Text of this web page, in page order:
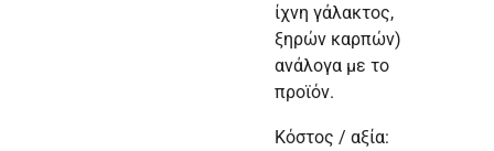
ίχνη γάλακτος,
ξηρών καρπών)
ανάλογα με το
προϊόν.
Κόστος / αξία: